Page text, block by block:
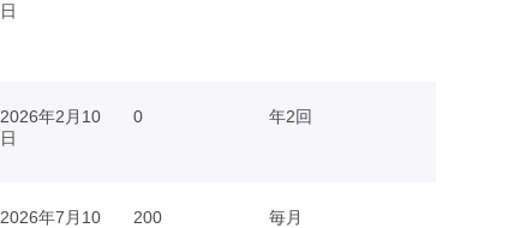
日
2026年2月10
日
0 年2回
2026年7月10
200 毎月